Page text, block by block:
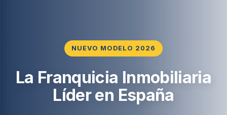
NUEVO MODELO 2026
La Franquicia Inmobiliaria
Líder en España